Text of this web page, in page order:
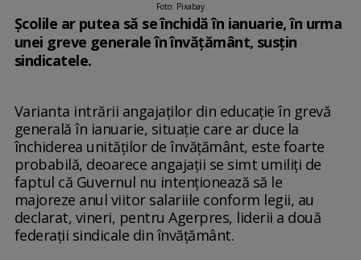
Foto: Pixabay
Şcolile ar putea să se închidă în ianuarie, în urma
unei greve generale în învăţământ, susțin
sindicatele.
Varianta intrării angajaţilor din educaţie în grevă
generală în ianuarie, situaţie care ar duce la
închiderea unităţilor de învăţământ, este foarte
probabilă, deoarece angajaţii se simt umiliţi de
faptul că Guvernul nu intenţionează să le
majoreze anul viitor salariile conform legii, au
declarat, vineri, pentru Agerpres, liderii a două
federaţii sindicale din învăţământ.